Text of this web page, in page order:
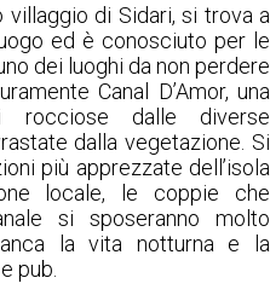
villaggio di Sidari, si trova a
ed è conosciuto per le
dei luoghi da non perdere
Canal D’Amor, una
rocciose dalle diverse
dalla vegetazione. Si
più apprezzate dell’isola
locale, le coppie che
si sposeranno molto
la vita notturna e la
pub.